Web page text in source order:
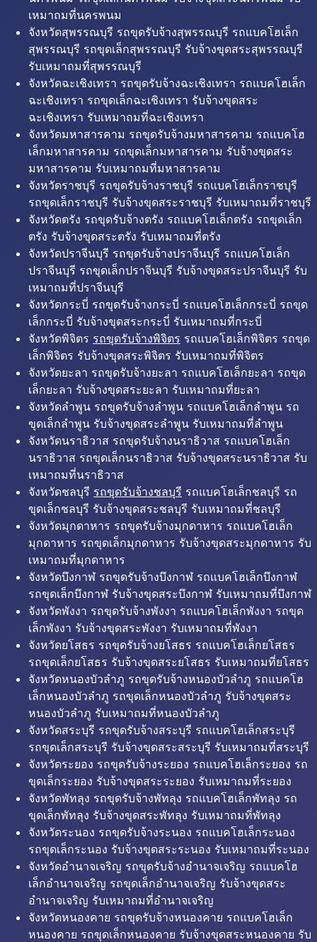
เหมาถมที่นครพนม
จังหวัดสุพรรณบุรี รถขุดรับจ้างสุพรรณบุรี รถแบคโฮเล็ก
สุพรรณบุรี รถขุดเล็กสุพรรณบุรี รับจ้างขุดสระสุพรรณบุรี
รับเหมาถมที่สุพรรณบุรี
จังหวัดฉะเชิงเทรา รถขุดรับจ้างฉะเชิงเทรา รถแบคโฮเล็ก
ฉะเชิงเทรา รถขุดเล็กฉะเชิงเทรา รับจ้างขุดสระ
ฉะเชิงเทรา รับเหมาถมที่ฉะเชิงเทรา
จังหวัดมหาสารคาม รถขุดรับจ้างมหาสารคาม รถแบคโฮ
เล็กมหาสารคาม รถขุดเล็กมหาสารคาม รับจ้างขุดสระ
มหาสารคาม รับเหมาถมที่มหาสารคาม
จังหวัดราชบุรี รถขุดรับจ้างราชบุรี รถแบคโฮเล็กราชบุรี
รถขุดเล็กราชบุรี รับจ้างขุดสระราชบุรี รับเหมาถมที่ราชบุรี
จังหวัดตรัง รถขุดรับจ้างตรัง รถแบคโฮเล็กตรัง รถขุดเล็ก
ตรัง รับจ้างขุดสระตรัง รับเหมาถมที่ตรัง
จังหวัดปราจีนบุรี รถขุดรับจ้างปราจีนบุรี รถแบคโฮเล็ก
ปราจีนบุรี รถขุดเล็กปราจีนบุรี รับจ้างขุดสระปราจีนบุรี รับ
เหมาถมที่ปราจีนบุรี
จังหวัดกระบี่ รถขุดรับจ้างกระบี่ รถแบคโฮเล็กกระบี่ รถขุด
เล็กกระบี่ รับจ้างขุดสระกระบี่ รับเหมาถมที่กระบี่
จังหวัดพิจิตร รถขุดรับจ้างพิจิตร รถแบคโฮเล็กพิจิตร รถขุด
เล็กพิจิตร รับจ้างขุดสระพิจิตร รับเหมาถมที่พิจิตร
จังหวัดยะลา รถขุดรับจ้างยะลา รถแบคโฮเล็กยะลา รถขุด
เล็กยะลา รับจ้างขุดสระยะลา รับเหมาถมที่ยะลา
จังหวัดลำพูน รถขุดรับจ้างลำพูน รถแบคโฮเล็กลำพูน รถ
ขุดเล็กลำพูน รับจ้างขุดสระลำพูน รับเหมาถมที่ลำพูน
จังหวัดนราธิวาส รถขุดรับจ้างนราธิวาส รถแบคโฮเล็ก
นราธิวาส รถขุดเล็กนราธิวาส รับจ้างขุดสระนราธิวาส รับ
เหมาถมที่นราธิวาส
จังหวัดชลบุรี รถขุดรับจ้างชลบุรี รถแบคโฮเล็กชลบุรี รถ
ขุดเล็กชลบุรี รับจ้างขุดสระชลบุรี รับเหมาถมที่ชลบุรี
จังหวัดมุกดาหาร รถขุดรับจ้างมุกดาหาร รถแบคโฮเล็ก
มุกดาหาร รถขุดเล็กมุกดาหาร รับจ้างขุดสระมุกดาหาร รับ
เหมาถมที่มุกดาหาร
จังหวัดบึงกาฬ รถขุดรับจ้างบึงกาฬ รถแบคโฮเล็กบึงกาฬ
รถขุดเล็กบึงกาฬ รับจ้างขุดสระบึงกาฬ รับเหมาถมที่บึงกาฬ
จังหวัดพังงา รถขุดรับจ้างพังงา รถแบคโฮเล็กพังงา รถขุด
เล็กพังงา รับจ้างขุดสระพังงา รับเหมาถมที่พังงา
จังหวัดยโสธร รถขุดรับจ้างยโสธร รถแบคโฮเล็กยโสธร
รถขุดเล็กยโสธร รับจ้างขุดสระยโสธร รับเหมาถมที่ยโสธร
จังหวัดหนองบัวลำภู รถขุดรับจ้างหนองบัวลำภู รถแบคโฮ
เล็กหนองบัวลำภู รถขุดเล็กหนองบัวลำภู รับจ้างขุดสระ
หนองบัวลำภู รับเหมาถมที่หนองบัวลำภู
จังหวัดสระบุรี รถขุดรับจ้างสระบุรี รถแบคโฮเล็กสระบุรี
รถขุดเล็กสระบุรี รับจ้างขุดสระสระบุรี รับเหมาถมที่สระบุรี
จังหวัดระยอง รถขุดรับจ้างระยอง รถแบคโฮเล็กระยอง รถ
ขุดเล็กระยอง รับจ้างขุดสระระยอง รับเหมาถมที่ระยอง
จังหวัดพัทลุง รถขุดรับจ้างพัทลุง รถแบคโฮเล็กพัทลุง รถ
ขุดเล็กพัทลุง รับจ้างขุดสระพัทลุง รับเหมาถมที่พัทลุง
จังหวัดระนอง รถขุดรับจ้างระนอง รถแบคโฮเล็กระนอง
รถขุดเล็กระนอง รับจ้างขุดสระระนอง รับเหมาถมที่ระนอง
จังหวัดอำนาจเจริญ รถขุดรับจ้างอำนาจเจริญ รถแบคโฮ
เล็กอำนาจเจริญ รถขุดเล็กอำนาจเจริญ รับจ้างขุดสระ
อำนาจเจริญ รับเหมาถมที่อำนาจเจริญ
จังหวัดหนองคาย รถขุดรับจ้างหนองคาย รถแบคโฮเล็ก
หนองคาย รถขุดเล็กหนองคาย รับจ้างขุดสระหนองคาย รับ